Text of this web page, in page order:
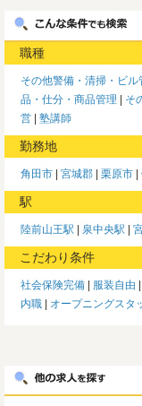
職種
その他警備・清掃・ビル
品・仕分・商品管理
そ
営
塾講師
勤務地
角田市 宮城郡 栗原市
駅
陸前山王駅 泉中央駅
こだわり条件
社会保険完備 服装自由
内職
オープニングスタ